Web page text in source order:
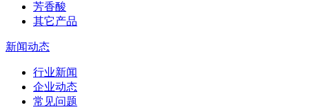
芳香酸
其它产品
新闻动态
行业新闻
企业动态
常见问题